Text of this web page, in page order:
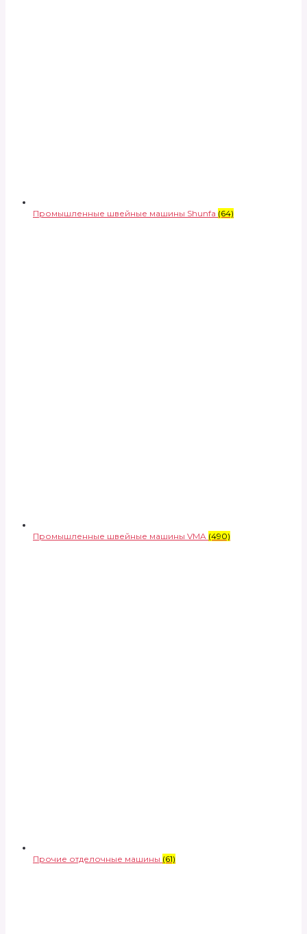
Промышленные швейные машины Shunfa (64)
Промышленные швейные машины VMA (490)
Прочие отделочные машины (61)